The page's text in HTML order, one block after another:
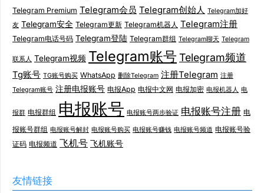
Telegram Premium Telegram会员 Telegram创始人 Telegram加好
友 Telegram安全 Telegram更新 Telegram机器人 Telegram注册
Telegram电话号码 Telegram登陆 Telegram群组 Telegram聊天 Telegram
联系人 Telegram视频 Telegram账号 Telegram频道
Tg账号 TG账号购买 WhatsApp 删除Telegram 注册Telegram 注册
Telegram账号 注册电报账号 电报App 电报中文网 电报加密 电报机器人 电
报群 电报群组 电报账号 电报账号两步验证 电报账号注册 电
报账号群组 电报账号解封 电报账号购买 电报账号赚钱 电报账号频道 电报账号验
证码 电报频道 飞机号 飞机账号
友情链接